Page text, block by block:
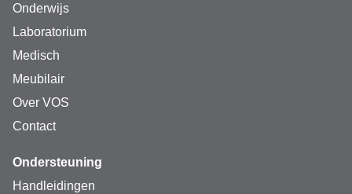
Onderwijs
Laboratorium
Medisch
Meubilair
Over VOS
Contact
Ondersteuning
Handleidingen